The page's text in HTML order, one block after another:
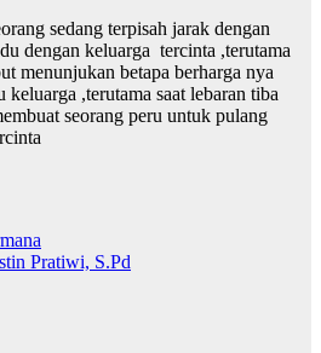
sedang terpisah jarak dengan
dengan keluarga tercinta ,terutama
menunjukan betapa berharga nya
,terutama saat lebaran tiba
seorang peru untuk pulang
Pratiwi, S.Pd